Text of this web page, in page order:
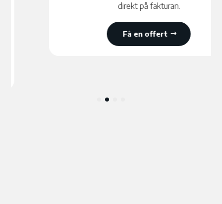
direkt på fakturan.
Få en offert